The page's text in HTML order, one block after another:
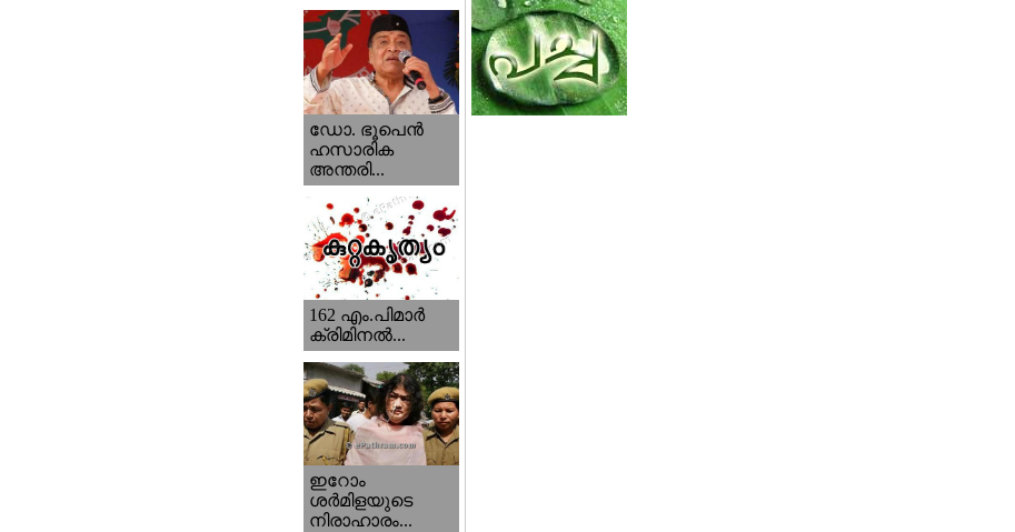
ഡോ. ഭൂപെന്‍
ഹസാരിക
അന്തരി...
162 എം.പിമാര്‍
ക്രിമിനല്‍...
ഇറോം
ശര്‍മിളയുടെ
നിരാഹാരം...